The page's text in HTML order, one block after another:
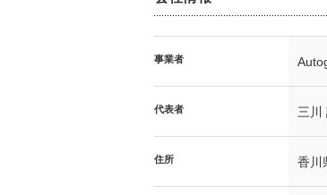
事業者
代表者 三川
住所 香川